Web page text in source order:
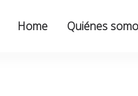
Home Quiénes